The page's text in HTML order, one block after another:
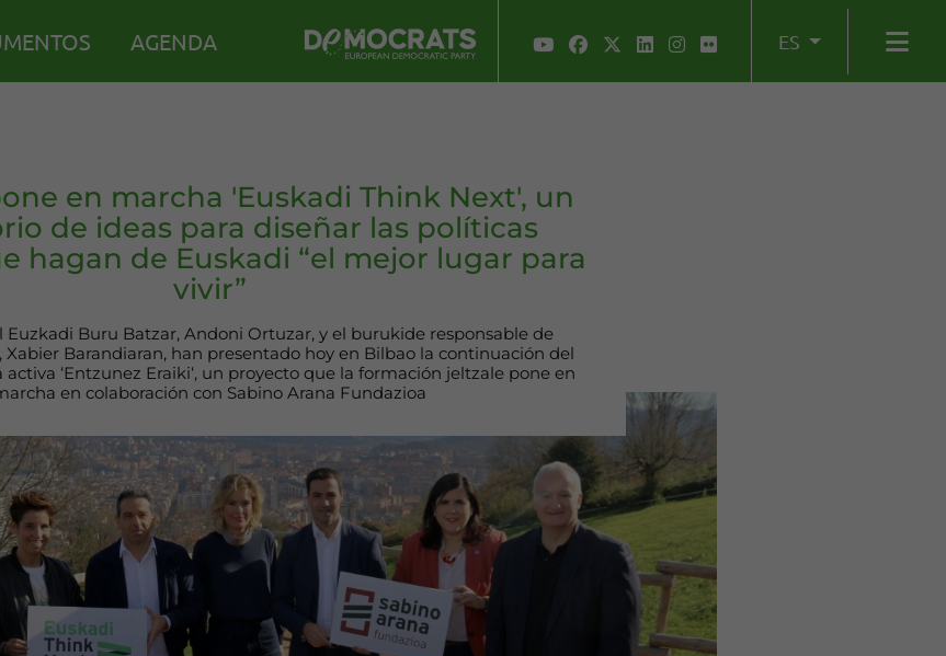
AGENDA ES
en marcha 'Euskadi Think Next', un
de ideas para diseñar las políticas
hagan de Euskadi “el mejor lugar para
vivir”
Euzkadi Buru Batzar, Andoni Ortuzar, y el burukide responsable de
Xabier Barandiaran, han presentado hoy en Bilbao la continuación del
activa ‘Entzunez Eraiki‘, un proyecto que la formación jeltzale pone en
en colaboración con Sabino Arana Fundazioa